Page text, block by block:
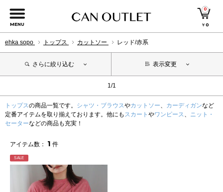
MENU
0
￥0
ehka sopo トップス カットソー レッド/赤系
さらに絞り込む 表示変更
1/1
トップスの商品一覧です。 シャツ・ブラウスやカットソー、 カーディガンなど
定番アイテムを取り揃えております。他にも スカート やワンピース、 ニット・
セーターなどの商品も充実！
アイテム数： 1 件
SALE